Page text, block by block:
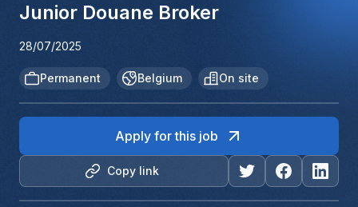
Junior Douane Broker
28/07/2025
Permanent Belgium On site
Copy link
Apply for this job